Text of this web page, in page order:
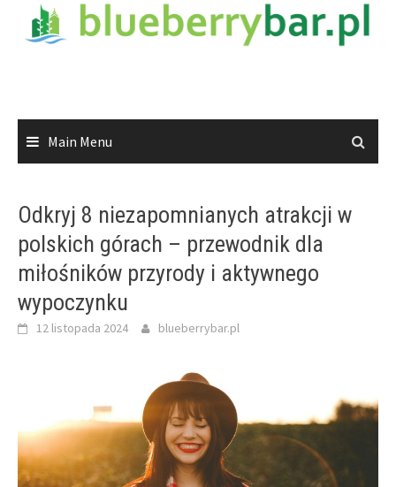
Main Menu
Odkryj 8 niezapomnianych atrakcji w
polskich górach – przewodnik dla
miłośników przyrody i aktywnego
wypoczynku
12 listopada 2024 blueberrybar.pl